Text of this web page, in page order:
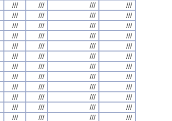
/// /// ///
///
/// /// ///
///
/// /// ///
///
/// /// ///
///
/// /// ///
///
/// /// ///
///
/// /// ///
///
/// /// ///
///
/// /// ///
///
/// /// ///
///
/// /// ///
///
/// /// ///
///